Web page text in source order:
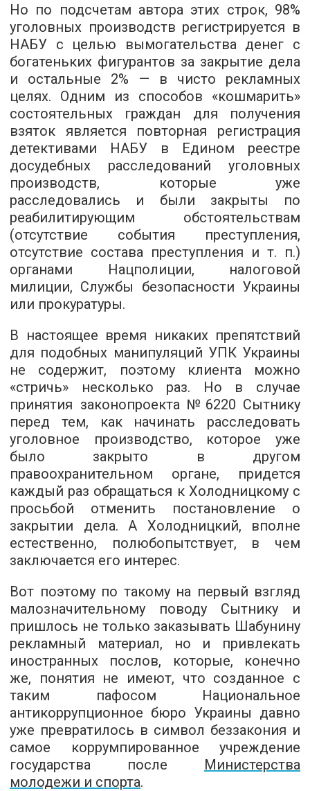
Но по подсчетам автора этих строк, 98%
уголовных производств регистрируется в
НАБУ с целью вымогательства денег с
богатеньких фигурантов за закрытие дела
и остальные 2% — в чисто рекламных
целях. Одним из способов «кошмарить»
состоятельных граждан для получения
взяток является повторная регистрация
детективами НАБУ в Едином реестре
досудебных расследований уголовных
производств, которые уже
расследовались и были закрыты по
реабилитирующим обстоятельствам
(отсутствие события преступления,
отсутствие состава преступления и т. п.)
органами Нацполиции, налоговой
милиции, Службы безопасности Украины
или прокуратуры.
В настоящее время никаких препятствий
для подобных манипуляций УПК Украины
не содержит, поэтому клиента можно
«стричь» несколько раз. Но в случае
принятия законопроекта №6220 Сытнику
перед тем, как начинать расследовать
уголовное производство, которое уже
было закрыто в другом
правоохранительном органе, придется
каждый раз обращаться к Холодницкому с
просьбой отменить постановление о
закрытии дела. А Холодницкий, вполне
естественно, полюбопытствует, в чем
заключается его интерес.
Вот поэтому по такому на первый взгляд
малозначительному поводу Сытнику и
пришлось не только заказывать Шабунину
рекламный материал, но и привлекать
иностранных послов, которые, конечно
же, понятия не имеют, что созданное с
таким пафосом Национальное
антикоррупционное бюро Украины давно
уже превратилось в символ беззакония и
самое коррумпированное учреждение
государства после Министерства
молодежи и спорта.